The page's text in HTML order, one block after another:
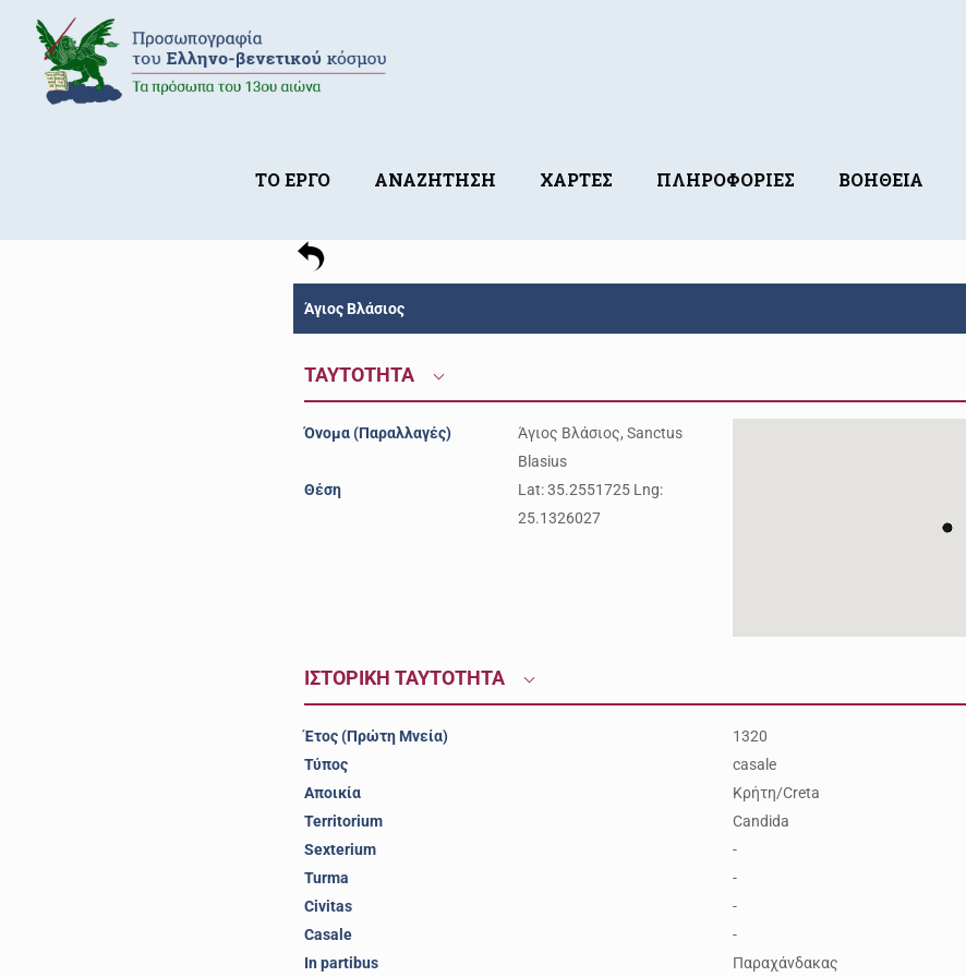
ΤΟ ΕΡΓΟ ΑΝΑΖΗΤΗΣΗ ΧΑΡΤΕΣ ΠΛΗΡΟΦΟΡΙΕΣ ΒΟΗΘΕΙΑ
Άγιος Βλάσιος
ΤΑΥΤΟΤΗΤΑ
Όνομα (Παραλλαγές)
Άγιος Βλάσιος, Sanctus
Blasius
Θέση
Lat: 35.2551725 Lng:
25.1326027
ΙΣΤΟΡΙΚΗ ΤΑΥΤΟΤΗΤΑ
Έτος (Πρώτη Μνεία)
1320
Τύπος
casale
Αποικία
Κρήτη/Creta
Territorium
Candida
Sexterium
-
Turma
-
Civitas
-
Casale
-
In partibus
Παραχάνδακας